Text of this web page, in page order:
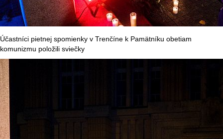
Účastníci pietnej spomienky v Trenčíne k Pamätníku obetiam
komunizmu položili sviečky